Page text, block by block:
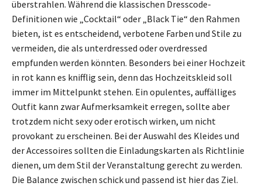
überstrahlen. Während die klassischen Dresscode-
Definitionen wie „Cocktail“ oder „Black Tie“ den Rahmen
bieten, ist es entscheidend, verbotene Farben und Stile zu
vermeiden, die als unterdressed oder overdressed
empfunden werden könnten. Besonders bei einer Hochzeit
in rot kann es knifflig sein, denn das Hochzeitskleid soll
immer im Mittelpunkt stehen. Ein opulentes, auffälliges
Outfit kann zwar Aufmerksamkeit erregen, sollte aber
trotzdem nicht sexy oder erotisch wirken, um nicht
provokant zu erscheinen. Bei der Auswahl des Kleides und
der Accessoires sollten die Einladungskarten als Richtlinie
dienen, um dem Stil der Veranstaltung gerecht zu werden.
Die Balance zwischen schick und passend ist hier das Ziel.